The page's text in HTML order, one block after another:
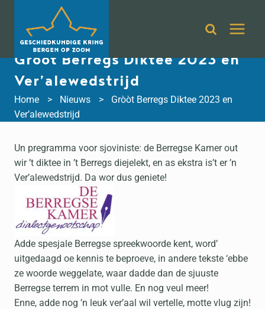
inhoud
Gròòt Berregs Diktee 2023 en
Ver’alewedstrijd
Home Nieuws
Gròòt Berregs Diktee 2023 en
Ver’alewedstrijd
Un pregramma voor sjoviniste: de Berregse Kamer out
wir ’t diktee in ’t Berregs diejelekt, en as ekstra is’t er ’n
Ver’alewedstrijd. Da wor dus geniete!
Adde spesjale Berregse spreekwoorde kent, word’
uitgedaagd oe kennis te beproeve, in andere tekste ‘ebbe
ze woorde weggelate, waar dadde dan de sjuuste
Berregse terrem in mot vulle. En nog veul meer!
Enne, adde nog ’n leuk ver’aal wil vertelle, motte vlug zijn!